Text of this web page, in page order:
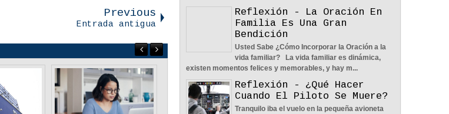
Previous
Entrada antigua
Nos Toca Escoger El Camino, Fácil O
Difícil - Reflexión
04 Jun 2022 0
Reflexión - La Oración En
Familia Es Una Gran
Bendición
Usted Sabe ¿Cómo Incorporar la Oración a la
vida familiar? La vida familiar es dinámica,
existen momentos felices y memorables, y hay m...
Reflexión - ¿Qué Hacer
Cuando El Piloto Se Muere?
Tranquilo iba el vuelo en la pequeña avioneta